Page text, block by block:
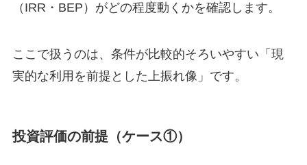
（IRR・BEP）がどの程度動くかを確認します。
ここで扱うのは、条件が比較的そろいやすい「現
実的な利用を前提とした上振れ像」です。
投資評価の前提（ケース①）